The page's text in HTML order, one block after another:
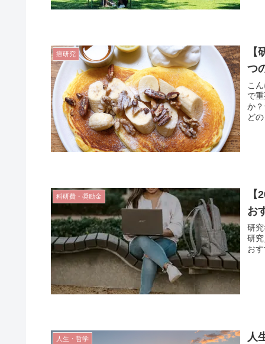
癌研究
つ
こ
で
か
ど
科研費・奨励金
お
研
研
お
人生・哲学 人